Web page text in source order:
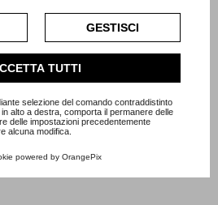
potrebbero essere utilizzati
annunci pubblicitari. Per ulteriori
utilizza i dati raccolti,
privacy di Google
cookie completa.
GESTISCI
TUTTI
selezione del comando contraddistinto
alto a destra, comporta il permanere delle
delle impostazioni precedentemente
alcuna modifica.
powered by OrangePix
Referenza PAM00070
3.900,00 €